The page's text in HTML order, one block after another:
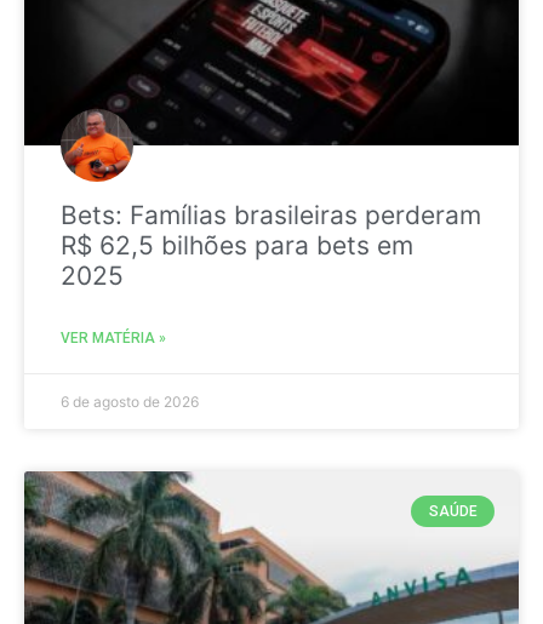
Bets: Famílias brasileiras perderam
R$ 62,5 bilhões para bets em
2025
VER MATÉRIA »
6 de agosto de 2026
SAÚDE